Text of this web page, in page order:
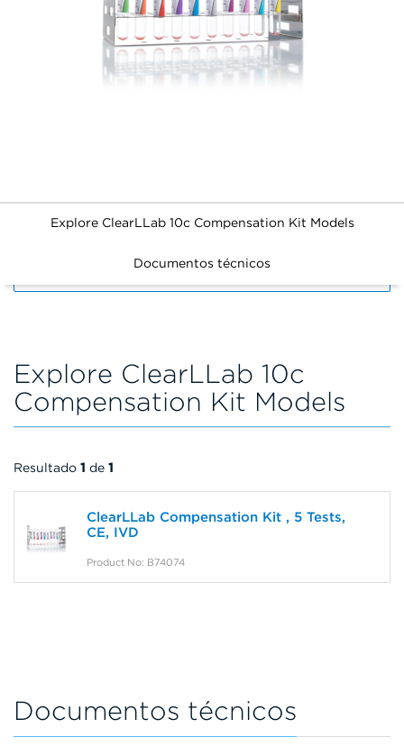
Explore ClearLLab 10c Compensation Kit Models
Documentos técnicos
Explore ClearLLab 10c
Compensation Kit Models
Resultado 1 de 1
ClearLLab Compensation Kit , 5 Tests,
CE, IVD
Product No: B74074
Documentos técnicos